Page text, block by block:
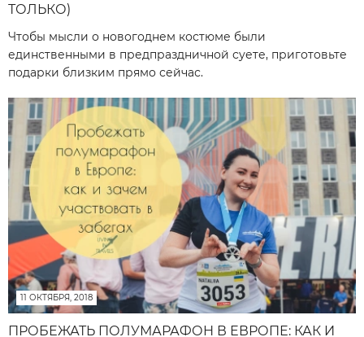
ТОЛЬКО)
Чтобы мысли о новогоднем костюме были
единственными в предпраздничной суете, приготовьте
подарки близким прямо сейчас.
11 ОКТЯБРЯ, 2018
ПРОБЕЖАТЬ ПОЛУМАРАФОН В ЕВРОПЕ: КАК И